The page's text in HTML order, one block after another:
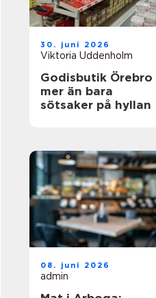
30. juni 2026
Viktoria Uddenholm
Godisbutik Örebro
mer än bara
sötsaker på hyllan
08. juni 2026
admin